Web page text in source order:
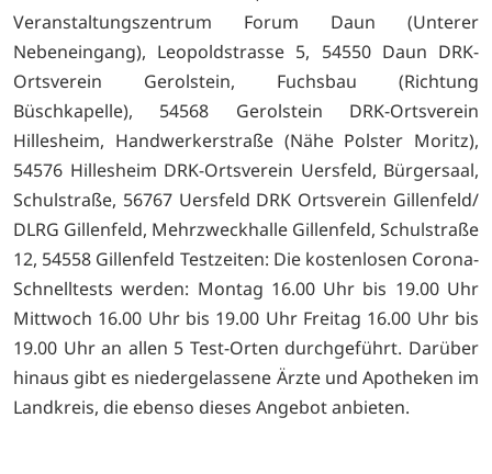
Veranstaltungszentrum Forum Daun (Unterer
Nebeneingang), Leopoldstrasse 5, 54550 Daun DRK-
Ortsverein Gerolstein, Fuchsbau (Richtung
Büschkapelle), 54568 Gerolstein DRK-Ortsverein
Hillesheim, Handwerkerstraße (Nähe Polster Moritz),
54576 Hillesheim DRK-Ortsverein Uersfeld, Bürgersaal,
Schulstraße, 56767 Uersfeld DRK Ortsverein Gillenfeld/
DLRG Gillenfeld, Mehrzweckhalle Gillenfeld, Schulstraße
12, 54558 Gillenfeld Testzeiten: Die kostenlosen Corona-
Schnelltests werden: Montag 16.00 Uhr bis 19.00 Uhr
Mittwoch 16.00 Uhr bis 19.00 Uhr Freitag 16.00 Uhr bis
19.00 Uhr an allen 5 Test-Orten durchgeführt. Darüber
hinaus gibt es niedergelassene Ärzte und Apotheken im
Landkreis, die ebenso dieses Angebot anbieten.